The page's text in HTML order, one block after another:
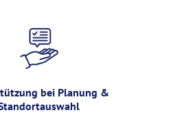
bei Planung &